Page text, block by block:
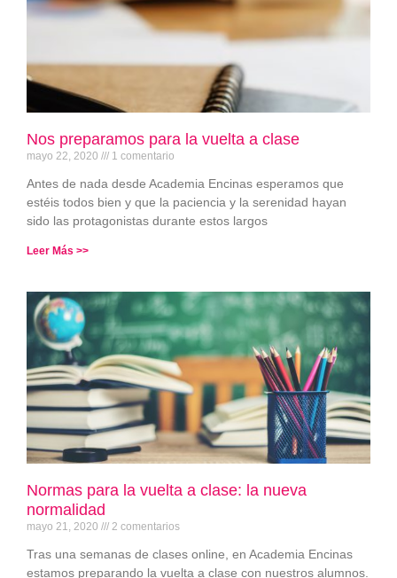
Nos preparamos para la vuelta a clase
mayo 22, 2020 1 comentario
Antes de nada desde Academia Encinas esperamos que
estéis todos bien y que la paciencia y la serenidad hayan
sido las protagonistas durante estos largos
Leer Más >>
Normas para la vuelta a clase: la nueva
normalidad
mayo 21, 2020 2 comentarios
Tras una semanas de clases online, en Academia Encinas
estamos preparando la vuelta a clase con nuestros alumnos.